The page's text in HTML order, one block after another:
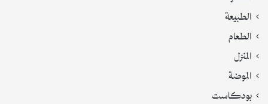
الطبيعة
الطعام
المنزل
الموضة
بودكاست